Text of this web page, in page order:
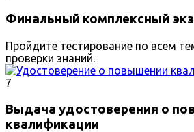
Финальный комплексный
Пройдите тестирование по всем
проверки знаний.
7
Выдача удостоверения о
квалификации